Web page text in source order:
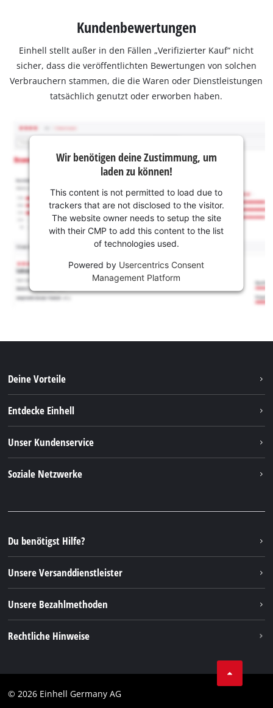
Kundenbewertungen
Einhell stellt außer in den Fällen „Verifizierter Kauf“ nicht
sicher, dass die veröffentlichten Bewertungen von solchen
Verbrauchern stammen, die die Waren oder Dienstleistungen
tatsächlich genutzt oder erworben haben.
Wir benötigen deine Zustimmung, um
laden zu können!
This content is not permitted to load due to
trackers that are not disclosed to the visitor.
The website owner needs to setup the site
with their CMP to add this content to the list
of technologies used.
Powered by Usercentrics Consent
Management Platform
Deine Vorteile
Entdecke Einhell
Nachhaltigkeit
Unser Kundenservice
FAQs
Rücksendungen / Widerruf
Verpackungsrichtlinien
Hinweise zur Batterieentsorgung
Vertrag widerrufen
Soziale Netzwerke
Instagram
TikTok
Pinterest
Linkedin
Du benötigst Hilfe?
Unsere Versanddienstleister
Unsere Bezahlmethoden
Rechtliche Hinweise
Impressum
© 2026 Einhell Germany AG